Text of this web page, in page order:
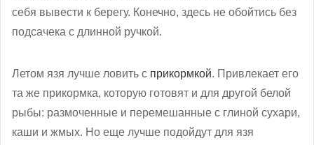
себя вывести к берегу. Конечно, здесь не обойтись без
подсачека с длинной ручкой.
Летом язя лучше ловить с прикормкой. Привлекает его
та же прикормка, которую готовят и для другой белой
рыбы: размоченные и перемешанные с глиной сухари,
каши и жмых. Но еще лучше подойдут для язя